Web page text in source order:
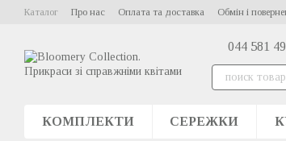
Перейти до основного контенту
Каталог Про нас Оплата та доставка Обмін і
044 581
КОМПЛЕКТИ СЕРЕЖКИ